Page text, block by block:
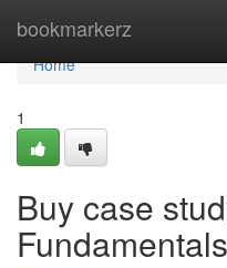
bookmarkerz
Home
Home
1
Buy case